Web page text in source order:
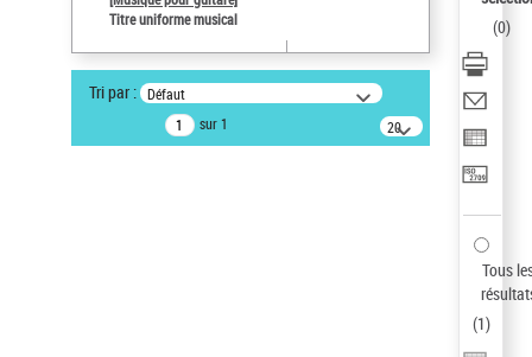
Type de notice d'autorité
Œuvre
Statut de la notice d’autorité
Titre uniforme musical
Tri par : Défaut
sur 1
20
résultats/page
(0)
Tous
(1)